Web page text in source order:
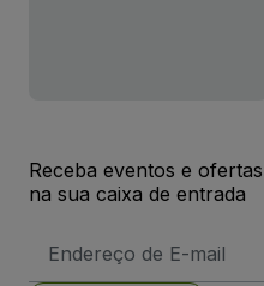
Receba eventos e
na sua caixa de entrada
de